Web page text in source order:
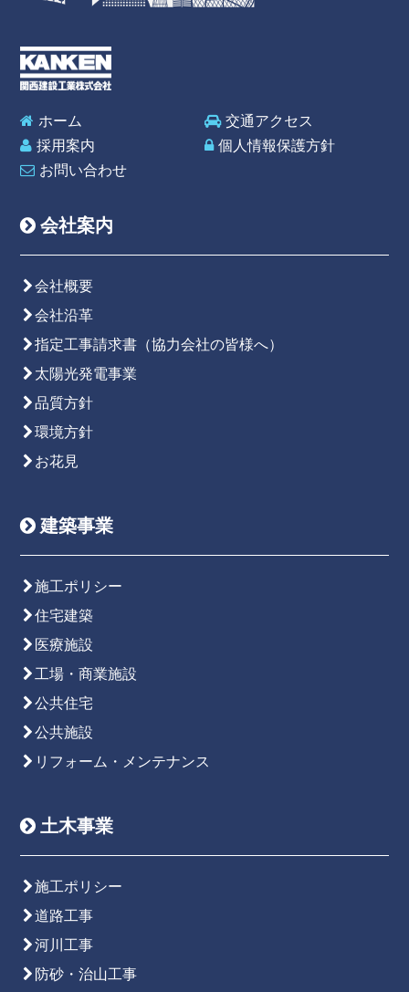
ホーム
交通アクセス
採用案内
個人情報保護方針
お問い合わせ
会社案内
会社概要
会社沿革
指定工事請求書（協力会社の皆様へ）
太陽光発電事業
品質方針
環境方針
お花見
建築事業
施工ポリシー
住宅建築
医療施設
工場・商業施設
公共住宅
公共施設
リフォーム・メンテナンス
土木事業
施工ポリシー
道路工事
河川工事
防砂・治山工事